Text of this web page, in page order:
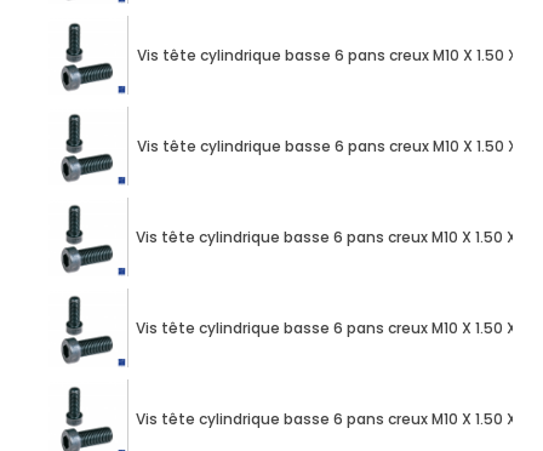
Vis tête cylindrique basse 6 pans creux M10 X 1.50 X
Vis tête cylindrique basse 6 pans creux M10 X 1.50 X
Vis tête cylindrique basse 6 pans creux M10 X 1.50 X
Vis tête cylindrique basse 6 pans creux M10 X 1.50 X
Vis tête cylindrique basse 6 pans creux M10 X 1.50 X